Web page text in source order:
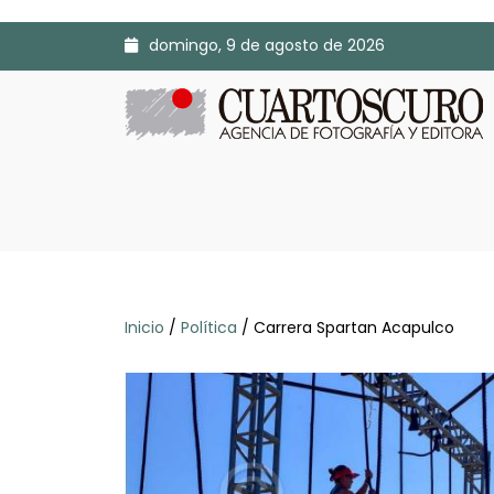
domingo, 9 de agosto de 2026
Inicio / Política / Carrera Spartan Acapulco